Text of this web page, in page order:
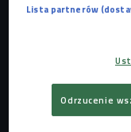
świata "Dama z
zamieniono na
Wiertarką.
Lista partnerów
Odrzucenie